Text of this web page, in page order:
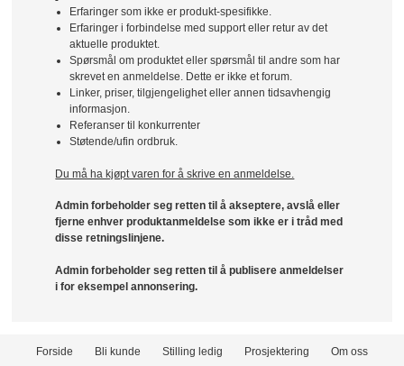
Erfaringer som ikke er produkt-spesifikke.
Erfaringer i forbindelse med support eller retur av det
aktuelle produktet.
Spørsmål om produktet eller spørsmål til andre som har
skrevet en anmeldelse. Dette er ikke et forum.
Linker, priser, tilgjengelighet eller annen tidsavhengig
informasjon.
Referanser til konkurrenter
Støtende/ufin ordbruk.
Du må ha kjøpt varen for å skrive en anmeldelse.
Admin forbeholder seg retten til å akseptere, avslå eller
fjerne enhver produktanmeldelse som ikke er i tråd med
disse retningslinjene.
Admin forbeholder seg retten til å publisere anmeldelser
i for eksempel annonsering.
Forside Bli kunde Stilling ledig Prosjektering Om oss